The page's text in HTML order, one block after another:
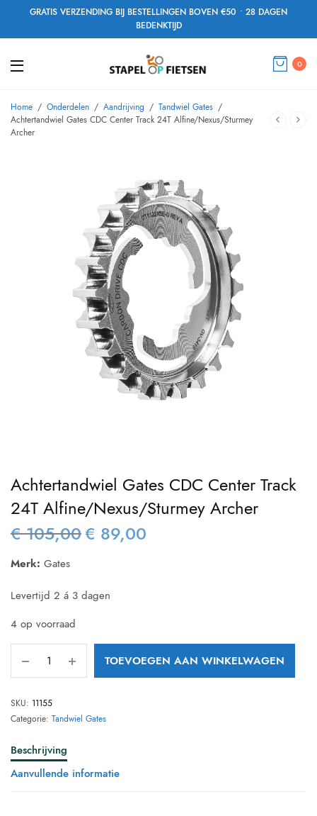
GRATIS VERZENDING BIJ BESTELLINGEN BOVEN €50 • 28 DAGEN
BEDENKTIJD
0
Home / Onderdelen / Aandrijving / Tandwiel Gates /
Achtertandwiel Gates CDC Center Track 24T Alfine/Nexus/Sturmey
Archer
Achtertandwiel Gates CDC Center Track
24T Alfine/Nexus/Sturmey Archer
€105,00 Oorspronkelijke
€ 89,00
Merk: Gates
Levertijd 2 á 3 dagen
4 op voorraad
TOEVOEGEN AAN WINKELWAGEN
SKU: 11155
Categorie: Tandwiel Gates
Beschrijving
Aanvullende informatie